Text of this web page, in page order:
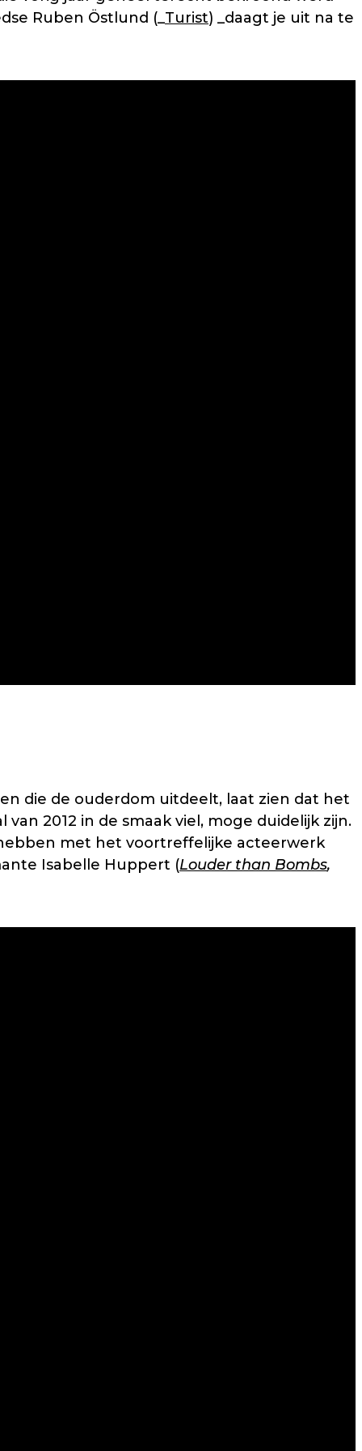
Ruben Östlund (_Turist) _daagt je uit na te
die de ouderdom uitdeelt, laat zien dat het
2012 in de smaak viel, moge duidelijk zijn.
met het voortreffelijke acteerwerk
Isabelle Huppert (Louder than Bombs,